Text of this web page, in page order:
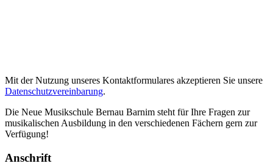
Mit der Nutzung unseres Kontaktformulares akzeptieren Sie unsere
Datenschutzvereinbarung.
Die Neue Musikschule Bernau Barnim steht für Ihre Fragen zur
musikalischen Ausbildung in den verschiedenen Fächern gern zur
Verfügung!
Anschrift